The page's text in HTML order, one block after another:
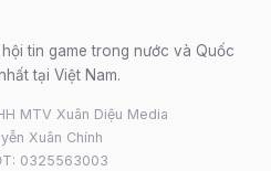
hội tin game trong nước và Quốc
tại Việt Nam.
MTV Xuân Diệu Media
Xuân Chính
0325563003